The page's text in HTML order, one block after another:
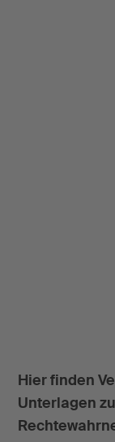
Hier finden
Unterlagen